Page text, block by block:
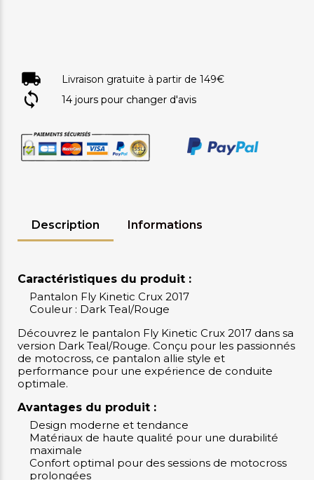
Livraison gratuite à partir de 149€
14 jours pour changer d'avis
Description Informations
Caractéristiques du produit :
Pantalon Fly Kinetic Crux 2017
Couleur : Dark Teal/Rouge
Découvrez le pantalon Fly Kinetic Crux 2017 dans sa
version Dark Teal/Rouge. Conçu pour les passionnés
de motocross, ce pantalon allie style et
performance pour une expérience de conduite
optimale.
Avantages du produit :
Design moderne et tendance
Matériaux de haute qualité pour une durabilité
maximale
Confort optimal pour des sessions de motocross
prolongées